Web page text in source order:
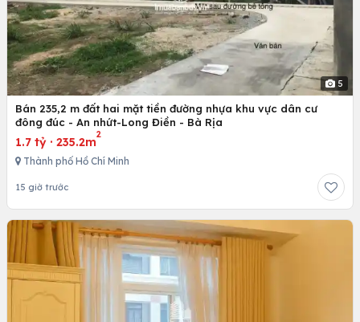
5
Bán 235,2 m đất hai mặt tiền đường nhựa khu vực dân cư
đông đúc - An nhứt-Long Điền - Bà Rịa
1.7 tỷ · 235.2m
2
Thành phố Hồ Chí Minh
15 giờ trước